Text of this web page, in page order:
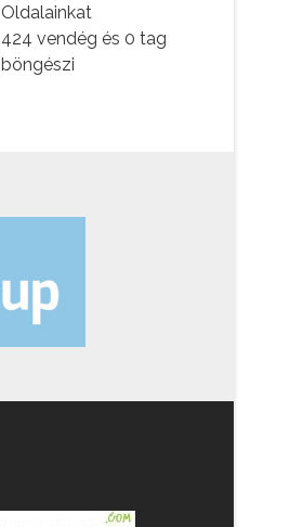
Oldalainkat
424 vendég és 0 tag
böngészi